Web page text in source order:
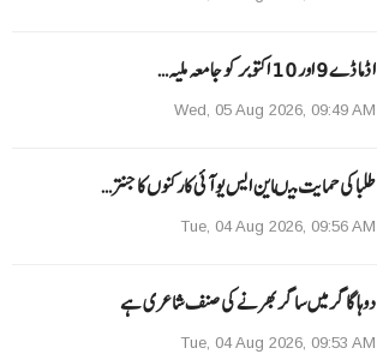
ا ڈما ڈے 9 اور 10 اکتوبر کو جامعہ ملیہ…
Wed, 05 Aug 2026, 09:49 AM
طلبا کی حمایت میںاین ایس یو آئی کارکنوں کا جنتر…
Tue, 04 Aug 2026, 09:56 AM
دوہا گاگر میں ساگر بھرنے کی صنف شاعری ہے
Tue, 04 Aug 2026, 09:53 AM